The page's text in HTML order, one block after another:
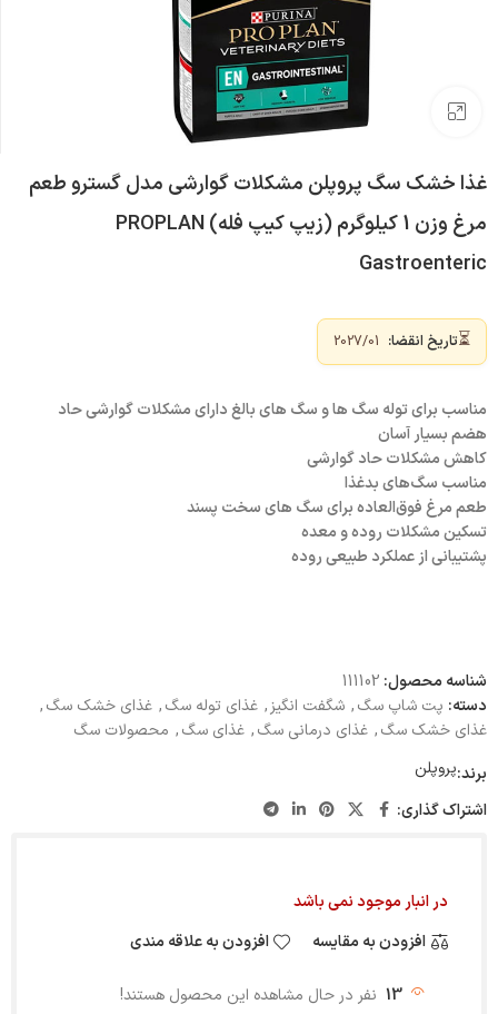
بزرگنمایی تصویر
غذا خشک سگ پروپلن مشکلات گوارشی مدل گسترو طعم
مرغ وزن 1 کیلوگرم (زیپ کیپ فله) PROPLAN
Gastroenteric
⏳تاریخ انقضا:
مناسب برای توله سگ ها و سگ های بالغ دارای مشکلات گوارشی حاد
هضم بسیار آسان
کاهش مشکلات حاد گوارشی
مناسب سگ‌های بدغذا
طعم مرغ فوق‌العاده برای سگ های سخت پسند
تسکین مشکلات روده و معده
پشتیبانی از عملکرد طبیعی روده
شناسه محصول: 111102
دسته: پت شاپ سگ, شگفت انگیز, غذای توله سگ, غذای خشک سگ,
غذای خشک سگ, غذای درمانی سگ, غذای سگ, محصولات سگ
برند:پروپلن
اشتراک گذاری:
در انبار موجود نمی باشد
افزودن به مقایسه
افزودن به علاقه مندی
13 نفر در حال مشاهده این محصول هستند!